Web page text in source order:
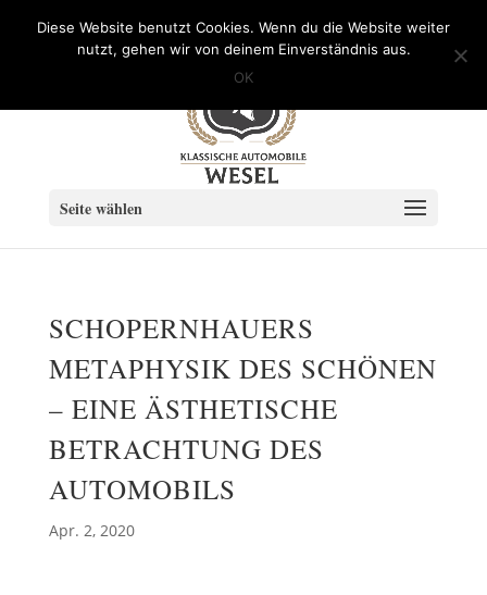
info@Klassische-Automobile-Wesel.de
Seite wählen
SCHOPERNHAUERS
METAPHYSIK DES SCHÖNEN
– EINE ÄSTHETISCHE
BETRACHTUNG DES
AUTOMOBILS
Apr. 2, 2020
Diese Website benutzt Cookies. Wenn du die Website weiter
nutzt, gehen wir von deinem Einverständnis aus.
OK